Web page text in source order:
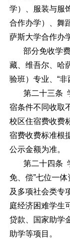
学）、服装与服
合作办学）、舞
萨斯大学合作办
部分免收学费
藏、维吾尔、哈
验班）专业、“非
第二十三条 学
宿条件不同收取
校区住宿费收费
宿费收费标准根
公示金额为准。
第二十四条 学
免、偿”七位一
及多项社会类专
庭经济困难学生
贷款、国家助学
助学等项目。